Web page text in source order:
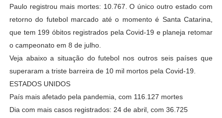
Paulo registrou mais mortes: 10.767. O único outro estado com
retorno do futebol marcado até o momento é Santa Catarina,
que tem 199 óbitos registrados pela Covid-19 e planeja retomar
o campeonato em 8 de julho.
Veja abaixo a situação do futebol nos outros seis países que
superaram a triste barreira de 10 mil mortos pela Covid-19.
ESTADOS UNIDOS
País mais afetado pela pandemia, com 116.127 mortes
Dia com mais casos registrados: 24 de abril, com 36.725